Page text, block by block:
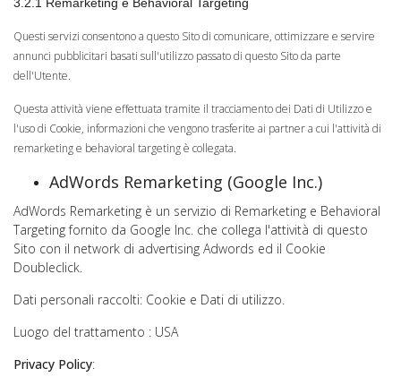
Questi servizi consentono a questo Sito di comunicare, ottimizzare e servire
annunci pubblicitari basati sull'utilizzo passato di questo Sito da parte
dell'Utente.
Questa attività viene effettuata tramite il tracciamento dei Dati di Utilizzo e
l'uso di Cookie, informazioni che vengono trasferite ai partner a cui l'attività di
remarketing e behavioral targeting è collegata.
AdWords Remarketing (Google Inc.)
AdWords Remarketing è un servizio di Remarketing e Behavioral
Targeting fornito da Google Inc. che collega l'attività di questo
Sito con il network di advertising Adwords ed il Cookie
Doubleclick.
Dati personali raccolti: Cookie e Dati di utilizzo.
Luogo del trattamento : USA
Privacy Policy: